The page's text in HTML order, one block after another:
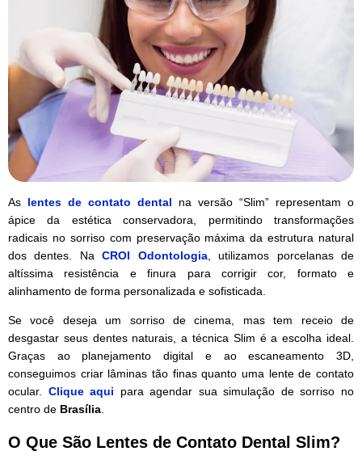
As lentes de contato dental na versão “Slim” representam o
ápice da estética conservadora, permitindo transformações
radicais no sorriso com preservação máxima da estrutura natural
dos dentes. NaCROI Odontologia, utilizamos porcelanas de
altíssima resistência e finura para corrigir cor, formato e
alinhamento de forma personalizada e sofisticada.
Se você deseja um sorriso de cinema, mas tem receio de
desgastar seus dentes naturais, a técnica Slim é a escolha ideal.
Graças ao planejamento digital e ao escaneamento 3D,
conseguimos criar lâminas tão finas quanto uma lente de contato
ocular. Clique aqui para agendar sua simulação de sorriso no
centro de Brasília.
O Que São Lentes de Contato Dental Slim?